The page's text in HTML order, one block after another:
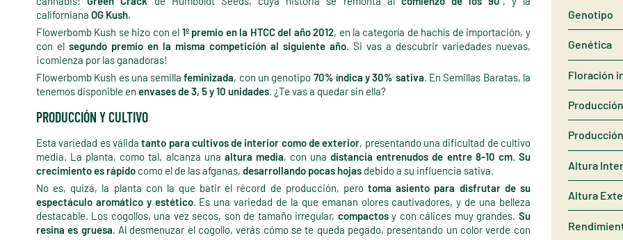
californiana OG Kush.
Flowerbomb Kush se hizo con el 1º premio en la HTCC del año 2012, en la categoría de hachís de importación, y
con el segundo premio en la misma competición al siguiente año. Si vas a descubrir variedades nuevas,
¡comienza por las ganadoras!
Flowerbomb Kush es una semillafeminizada, con un genotipo 70% índica y 30% sativa. En Semillas Baratas, la
tenemos disponible en envases de 3, 5 y 10 unidades. ¿Te vas a quedar sin ella?
PRODUCCIÓN Y CULTIVO
Esta variedad es válidatanto para cultivos de interior como de exterior, presentando una dificultad de cultivo
media. La planta, como tal, alcanza una altura media, con unadistancia entrenudos de entre 8-10 cm. Su
crecimiento es rápido como el de las afganas, desarrollando pocas hojas debido a su influencia sativa.
No es, quizá, la planta con la que batir el récord de producción, perotoma asiento para disfrutar de su
espectáculo aromático y estético. Es una variedad de la que emanan olores cautivadores, y de una belleza
destacable. Los cogollos, una vez secos, son de tamaño irregular, compactosy con cálices muy grandes. Su
resina es gruesa. Al desmenuzar el cogollo, verás cómo se te queda pegado, presentando un color verde con
Genotipo
Genética
Floración
Altura
Altura